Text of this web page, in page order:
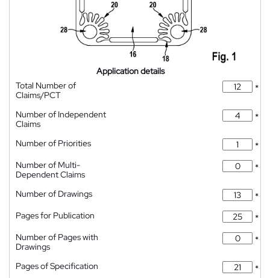
Application details
Total Number of
Claims/PCT
*
Number of Independent
Claims
*
Number of Priorities
*
Number of Multi-
Dependent Claims
*
Number of Drawings
*
Pages for Publication
*
Number of Pages with
Drawings
*
Pages of Specification
*